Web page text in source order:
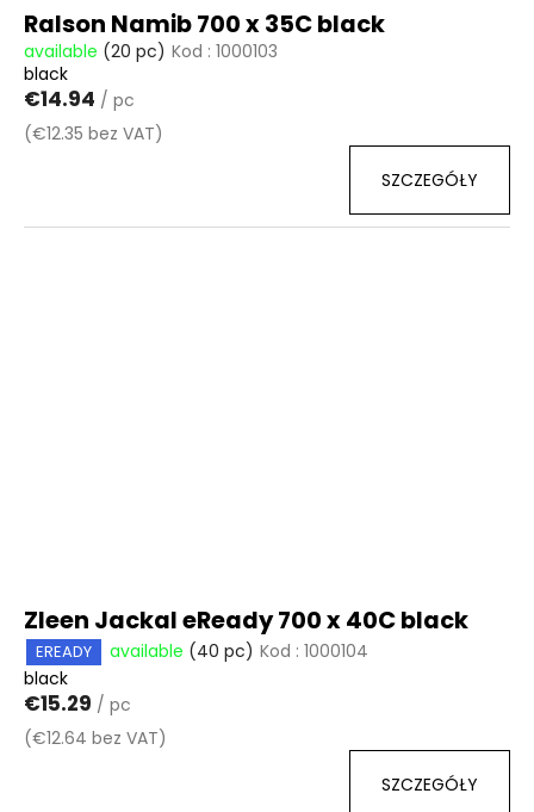
Ralson Namib 700 x 35C black
available (20 pc) Kod : 1000103
black
€14.94 / pc
(€12.35 bez VAT)
SZCZEGÓŁY
Zleen Jackal eReady 700 x 40C black
EREADY available (40 pc) Kod : 1000104
black
€15.29 / pc
(€12.64 bez VAT)
SZCZEGÓŁY